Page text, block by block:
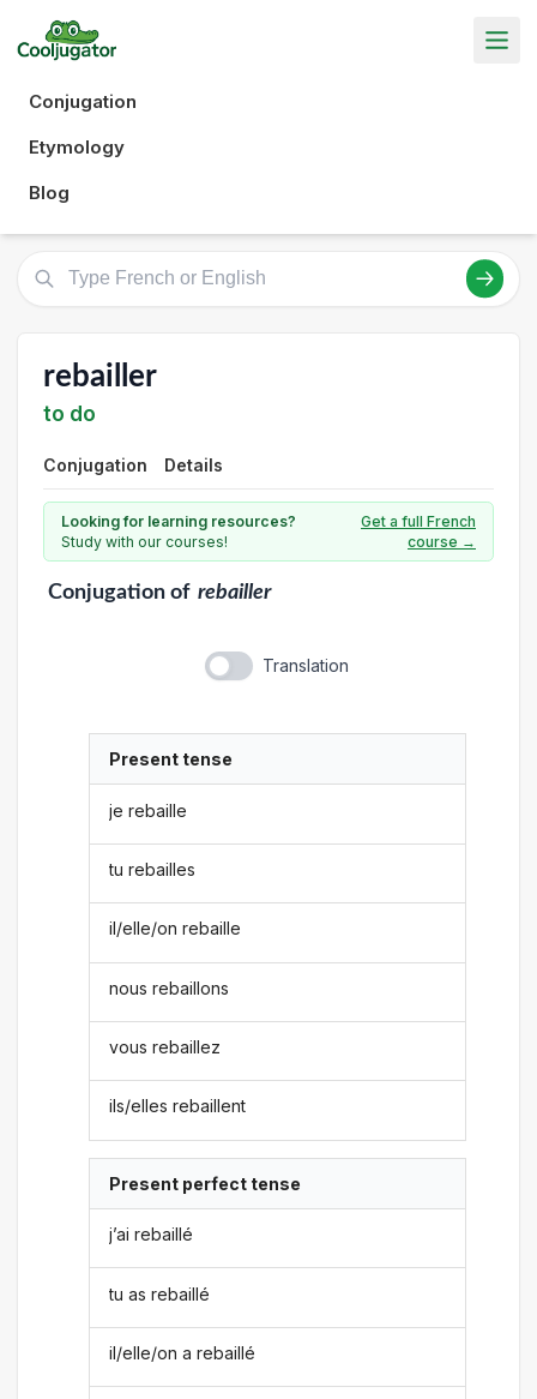
Conjugation
Etymology
Blog
rebailler
to do
Conjugation Details
Looking for learning resources?
Study with our courses!
Get a full French
course →
Conjugationof rebailler
Translation
Present tense
je rebaille
tu rebailles
il/elle/on rebaille
nous rebaillons
vous rebaillez
ils/elles rebaillent
Present perfect tense
j’ai rebaillé
tu as rebaillé
il/elle/on a rebaillé